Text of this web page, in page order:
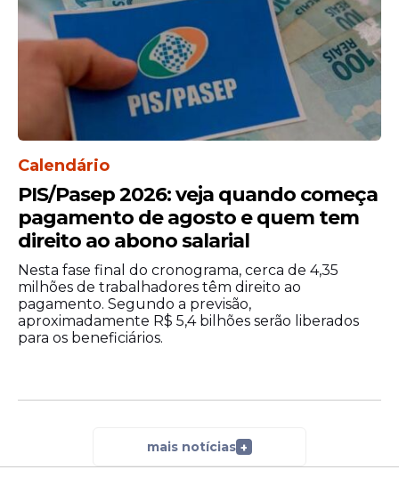
Calendário
PIS/Pasep 2026: veja quando começa
pagamento de agosto e quem tem
direito ao abono salarial
Nesta fase final do cronograma, cerca de 4,35
milhões de trabalhadores têm direito ao
pagamento. Segundo a previsão,
aproximadamente R$ 5,4 bilhões serão liberados
para os beneficiários.
mais notícias +